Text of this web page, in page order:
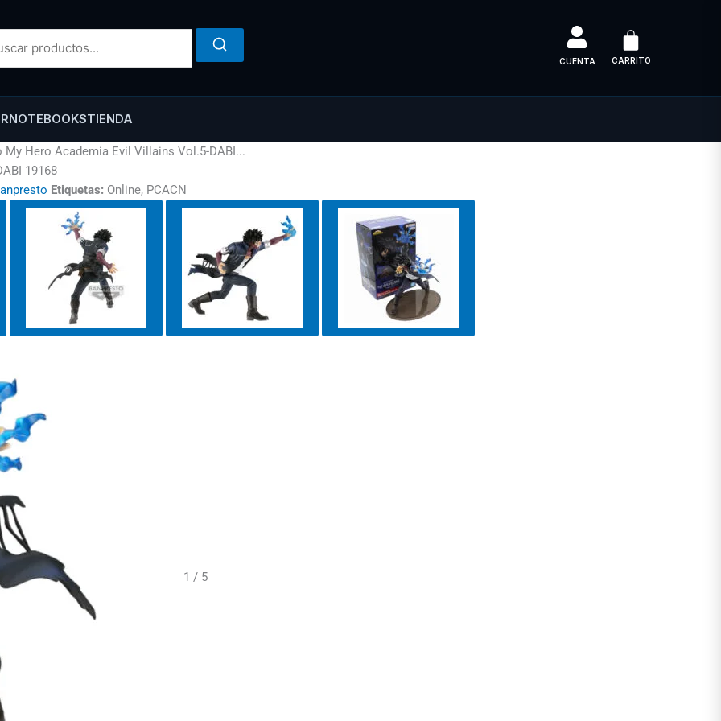
CUENTA CARRITO
NOTEBOOKSTIENDA
My Hero Academia Evil Villains Vol.5-DABI...
19168
Etiquetas: Online, PCACN
1 / 5